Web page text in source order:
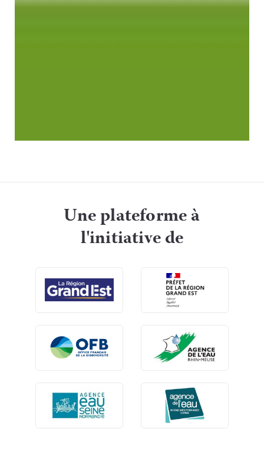
Une plateforme à
l'initiative de